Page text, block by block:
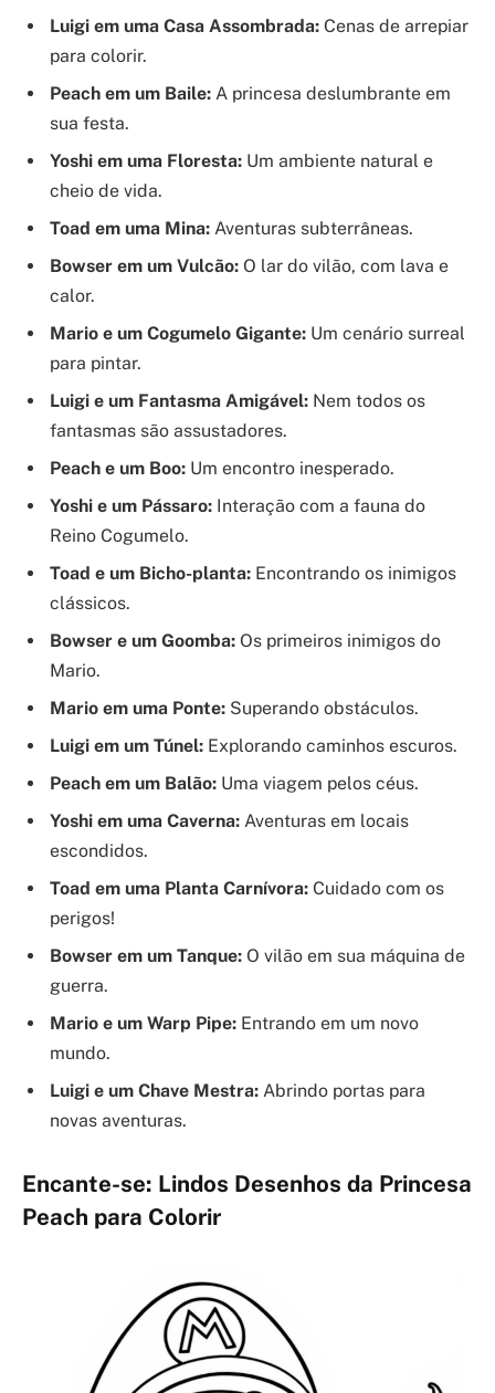
Luigi em uma Casa Assombrada: Cenas de arrepiar
para colorir.
Peach em um Baile: A princesa deslumbrante em
sua festa.
Yoshi em uma Floresta: Um ambiente natural e
cheio de vida.
Toad em uma Mina: Aventuras subterrâneas.
Bowser em um Vulcão: O lar do vilão, com lava e
calor.
Mario e um Cogumelo Gigante: Um cenário surreal
para pintar.
Luigi e um Fantasma Amigável: Nem todos os
fantasmas são assustadores.
Peach e um Boo: Um encontro inesperado.
Yoshi e um Pássaro: Interação com a fauna do
Reino Cogumelo.
Toad e um Bicho-planta: Encontrando os inimigos
clássicos.
Bowser e um Goomba: Os primeiros inimigos do
Mario.
Mario em uma Ponte: Superando obstáculos.
Luigi em um Túnel: Explorando caminhos escuros.
Peach em um Balão: Uma viagem pelos céus.
Yoshi em uma Caverna: Aventuras em locais
escondidos.
Toad em uma Planta Carnívora: Cuidado com os
perigos!
Bowser em um Tanque: O vilão em sua máquina de
guerra.
Mario e um Warp Pipe: Entrando em um novo
mundo.
Luigi e um Chave Mestra: Abrindo portas para
novas aventuras.
Encante-se: Lindos Desenhos da Princesa
Peach para Colorir